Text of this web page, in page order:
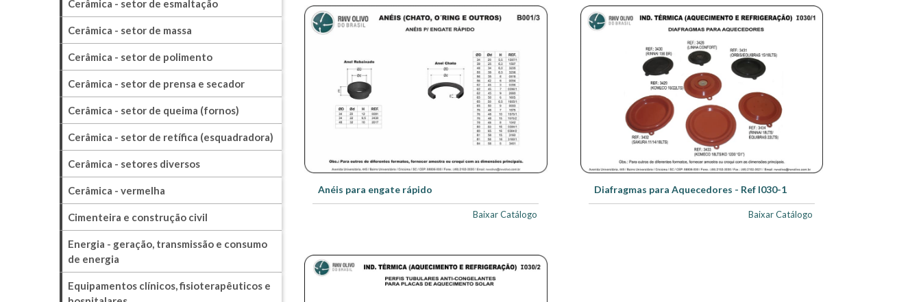
Cerâmica - setor de esmaltação
Cerâmica - setor de massa
Cerâmica - setor de polimento
Cerâmica - setor de prensa e secador
Cerâmica - setor de queima (fornos)
Cerâmica - setor de retífica (esquadradora)
Cerâmica - setores diversos
Cerâmica - vermelha
Cimenteira e construção civil
Energia - geração, transmissão e consumo
de energia
Equipamentos clínicos, fisioterapêuticos e
Anéis para engate rápido
Baixar Catálogo
Diafragmas para Aquecedores - Ref I030-1
Baixar Catálogo